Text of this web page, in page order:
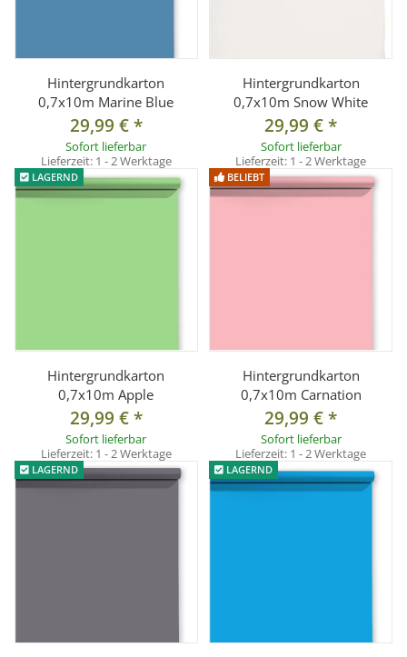
Hintergrundkarton
0,7x10m Marine Blue
29,99 €*
Sofort lieferbar
Lieferzeit: 1 - 2 Werktage
Hintergrundkarton
0,7x10m Snow White
29,99 €*
Sofort lieferbar
Lieferzeit: 1 - 2 Werktage
LAGERND
Hintergrundkarton
0,7x10m Apple
29,99 €*
Sofort lieferbar
Lieferzeit: 1 - 2 Werktage
BELIEBT
Hintergrundkarton
0,7x10m Carnation
29,99 €*
Sofort lieferbar
Lieferzeit: 1 - 2 Werktage
LAGERND LAGERND